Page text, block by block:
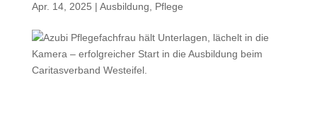
Apr. 14, 2025 | Ausbildung Pflege